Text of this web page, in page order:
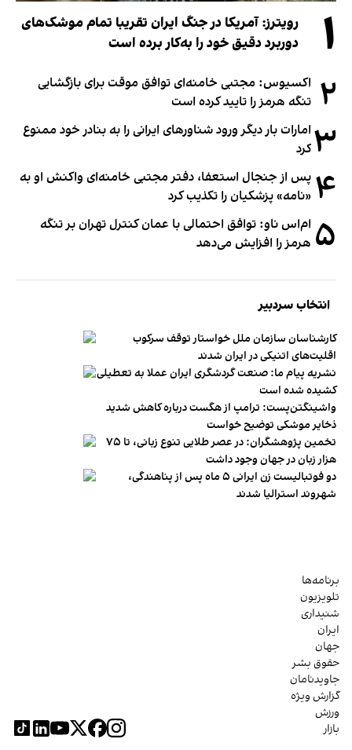
۱
رویترز: آمریکا در جنگ ایران تقریبا تمام موشک‌های
دوربرد دقیق خود را به‌کار برده است
۲ اکسیوس: مجتبی خامنه‌ای توافق موقت برای بازگشایی
تنگه هرمز را تایید کرده است
۳ امارات بار دیگر ورود شناورهای ایرانی را به بنادر خود ممنوع
کرد
۴ پس از جنجال استعفا، دفتر مجتبی خامنه‌ای واکنش او به
«نامه» پزشکیان را تکذیب کرد
۵ ام‌اس ناو: توافق احتمالی با عمان کنترل تهران بر تنگه
هرمز را افزایش می‌دهد
انتخاب سردبیر
کارشناسان سازمان ملل خواستار توقف سرکوب
اقلیت‌های اتنیکی در ایران شدند
نشریه پیام ما: صنعت گردشگری ایران عملا به تعطیلی
کشیده شده است
واشینگتن‌پست: ترامپ از هگست درباره کاهش شدید
ذخایر موشکی توضیح خواست
تخمین پژوهشگران: در عصر طلایی تنوع زبانی، تا ۷۵
هزار زبان در جهان وجود داشت
دو فوتبالیست زن ایرانی ۵ ماه پس از پناهندگی،
شهروند استرالیا شدند
برنامه‌ها
تلویزیون
شنیداری
ایران
جهان
حقوق بشر
جاویدنامان
گزارش ویژه
ورزش
بازار